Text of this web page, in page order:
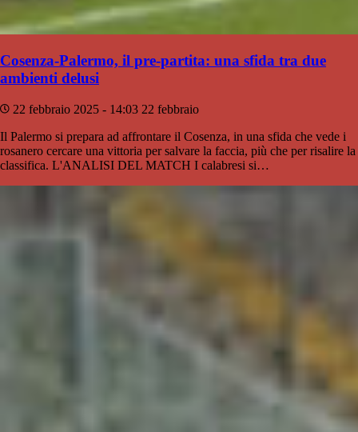
Cosenza-Palermo, il pre-partita: una sfida tra due
ambienti delusi
22 febbraio 2025 - 14:03 22 febbraio
Il Palermo si prepara ad affrontare il Cosenza, in una sfida che vede i
rosanero cercare una vittoria per salvare la faccia, più che per risalire la
classifica. L'ANALISI DEL MATCH I calabresi si…